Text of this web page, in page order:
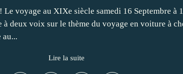
voyage au XIXe siècle samedi 16 Septembre à
à deux voix sur le thème du voyage en voiture à
Lire la suite